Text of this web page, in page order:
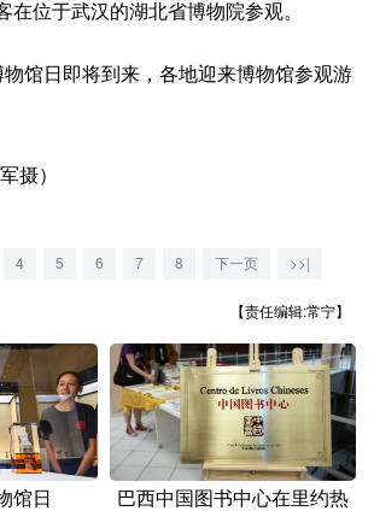
娱乐 时尚 悦读
山西
吉林 上海 江苏
安徽 福建
河南 湖北 湖南
位于武汉的湖北省博物院参观。
日即将到来，各地迎来博物馆参观游
摄）
4 5 6 7 8 下一页 >>|
【责任编辑:常宁】
馆日
巴西中国图书中心在里约热